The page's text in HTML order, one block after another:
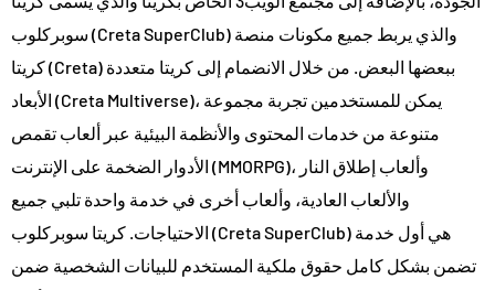
سوبركلوب (Creta SuperClub) والذي يربط جميع مكونات منصة
كريتا (Creta) ببعضها البعض. من خلال الانضمام إلى كريتا متعددة
الأبعاد (Creta Multiverse)، يمكن للمستخدمين تجربة مجموعة
متنوعة من خدمات المحتوى والأنظمة البيئية عبر ألعاب تقمص
الأدوار الضخمة على الإنترنت (MMORPG)، وألعاب إطلاق النار
والألعاب العادية، وألعاب أخرى في خدمة واحدة تلبي جميع
الاحتياجات. كريتا سوبركلوب (Creta SuperClub) هي أول خدمة
تضمن بشكل كامل حقوق ملكية المستخدم للبيانات الشخصية ضمن